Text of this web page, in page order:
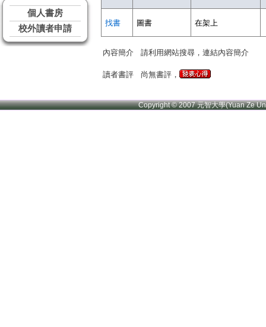
個人書房
校外讀者申請
找書 圖書 在架上
內容簡介 請利用網站搜尋，連結內容簡介
讀者書評 尚無書評，
Copyright © 2007 元智大學(Yuan Ze